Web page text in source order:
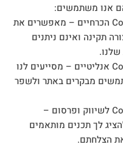
אנו משתמשים:
• קובצי Cookie הכרחיים – מאפשרים את
תקינה ואינם ניתנים
• קובצי Cookie אנליטיים – מסייעים לנו
מבקרים באתר ולשפר
• קובצי Cookie לשיווק ופרסום –
לך תכנים מותאמים
הצלחתם.